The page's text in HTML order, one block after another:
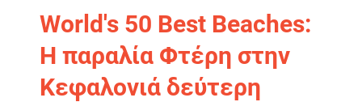
World's 50 Best Beaches:
Η παραλία Φτέρη στην
Κεφαλονιά δεύτερη